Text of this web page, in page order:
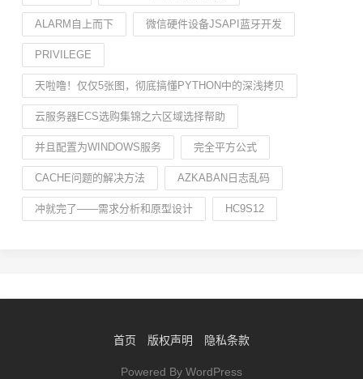
ALARM自上而下 微信硬件设备JSAPI蓝牙开发
PRIVILEGE
天啦噜！仅仅5张图，彻底搞懂PYTHON中的深浅拷贝
云服务器ECS选购集锦之六区域选择帮助
并且配置为WINDOWS服务 完全平方公式
CACHE问题的解决方法 AZKABAN日志乱码
冲就完了——需求分析和原型设计 HC9S12
首页 版权声明 隐私条款
Powered By WordPress